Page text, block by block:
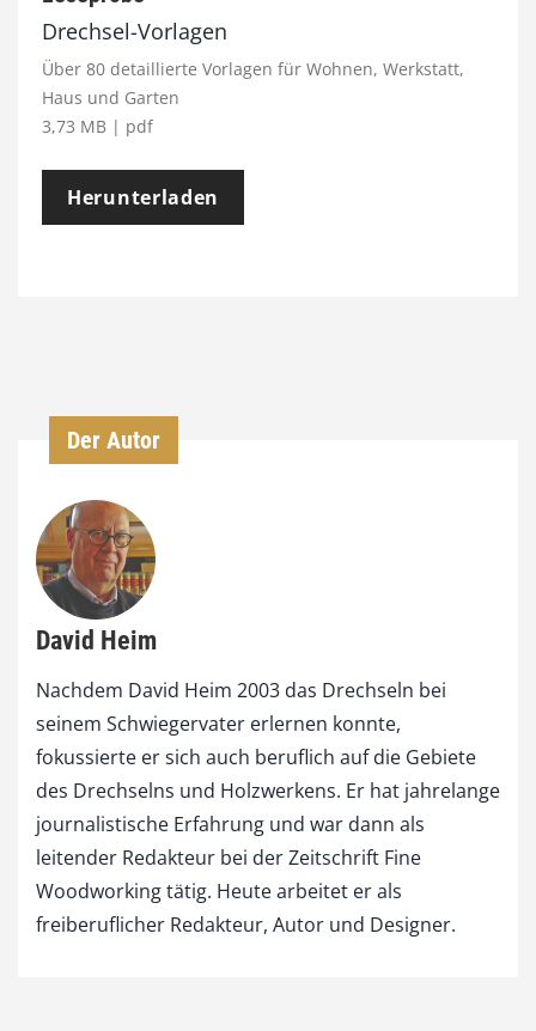
Drechsel-Vorlagen
Über 80 detaillierte Vorlagen für Wohnen, Werkstatt,
Haus und Garten
3,73 MB | pdf
Herunterladen
Der Autor
David Heim
Nachdem David Heim 2003 das Drechseln bei
seinem Schwiegervater erlernen konnte,
fokussierte er sich auch beruflich auf die Gebiete
des Drechselns und Holzwerkens. Er hat jahrelange
journalistische Erfahrung und war dann als
leitender Redakteur bei der Zeitschrift Fine
Woodworking tätig. Heute arbeitet er als
freiberuflicher Redakteur, Autor und Designer.